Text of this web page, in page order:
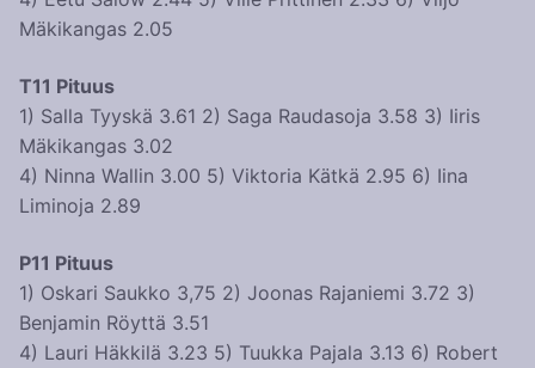
Mäkikangas 2.05
T11 Pituus
1) Salla Tyyskä 3.61 2) Saga Raudasoja 3.58 3) Iiris
Mäkikangas 3.02
4) Ninna Wallin 3.00 5) Viktoria Kätkä 2.95 6) Iina
Liminoja 2.89
P11 Pituus
1) Oskari Saukko 3,75 2) Joonas Rajaniemi 3.72 3)
Benjamin Röyttä 3.51
4) Lauri Häkkilä 3.23 5) Tuukka Pajala 3.13 6) Robert